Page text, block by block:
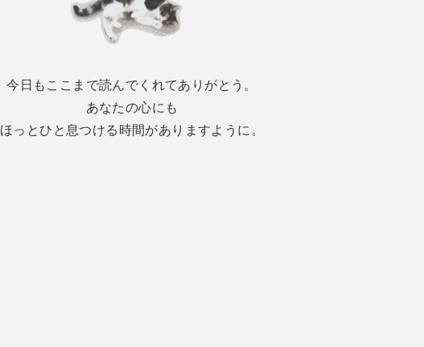
今日もここまで読んでくれてありがとう。
あなたの心にも
ほっとひと息つける時間がありますように。